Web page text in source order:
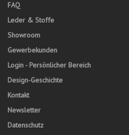
FAQ
Leder & Stoffe
Showroom
Gewerbekunden
Login - Persönlicher Bereich
Design-Geschichte
Kontakt
Newsletter
Datenschutz